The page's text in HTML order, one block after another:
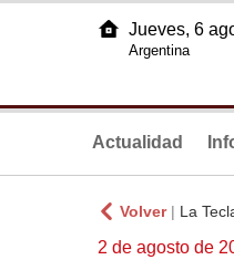
Jueves, 6
Argentina
Actualidad
Volver| La
2 de agosto de